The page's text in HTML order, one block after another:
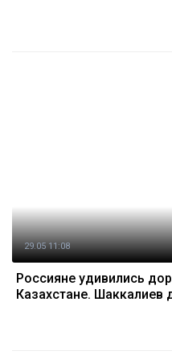
29.05 11:08
Россияне удивились
Казахстане. Шаккалиев